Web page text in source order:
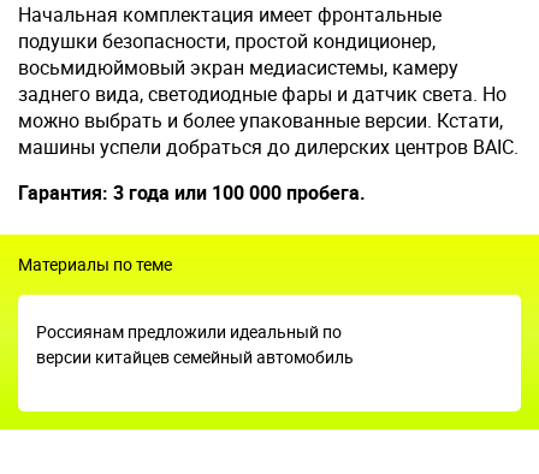
Начальная комплектация имеет фронтальные
подушки безопасности, простой кондиционер,
восьмидюймовый экран медиасистемы, камеру
заднего вида, светодиодные фары и датчик света. Но
можно выбрать и более упакованные версии. Кстати,
машины успели добраться до дилерских центров BAIC.
Гарантия: 3 года или 100 000 пробега.
Материалы по теме
Россиянам предложили идеальный по
версии китайцев семейный автомобиль